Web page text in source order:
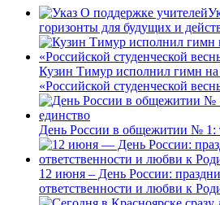
горизонты для будущих и
Кузин Тимур исполнил гимн на
«Российской студенческой
День России в общежитии № 1:
12 июня – День России:
ответственности и любви к